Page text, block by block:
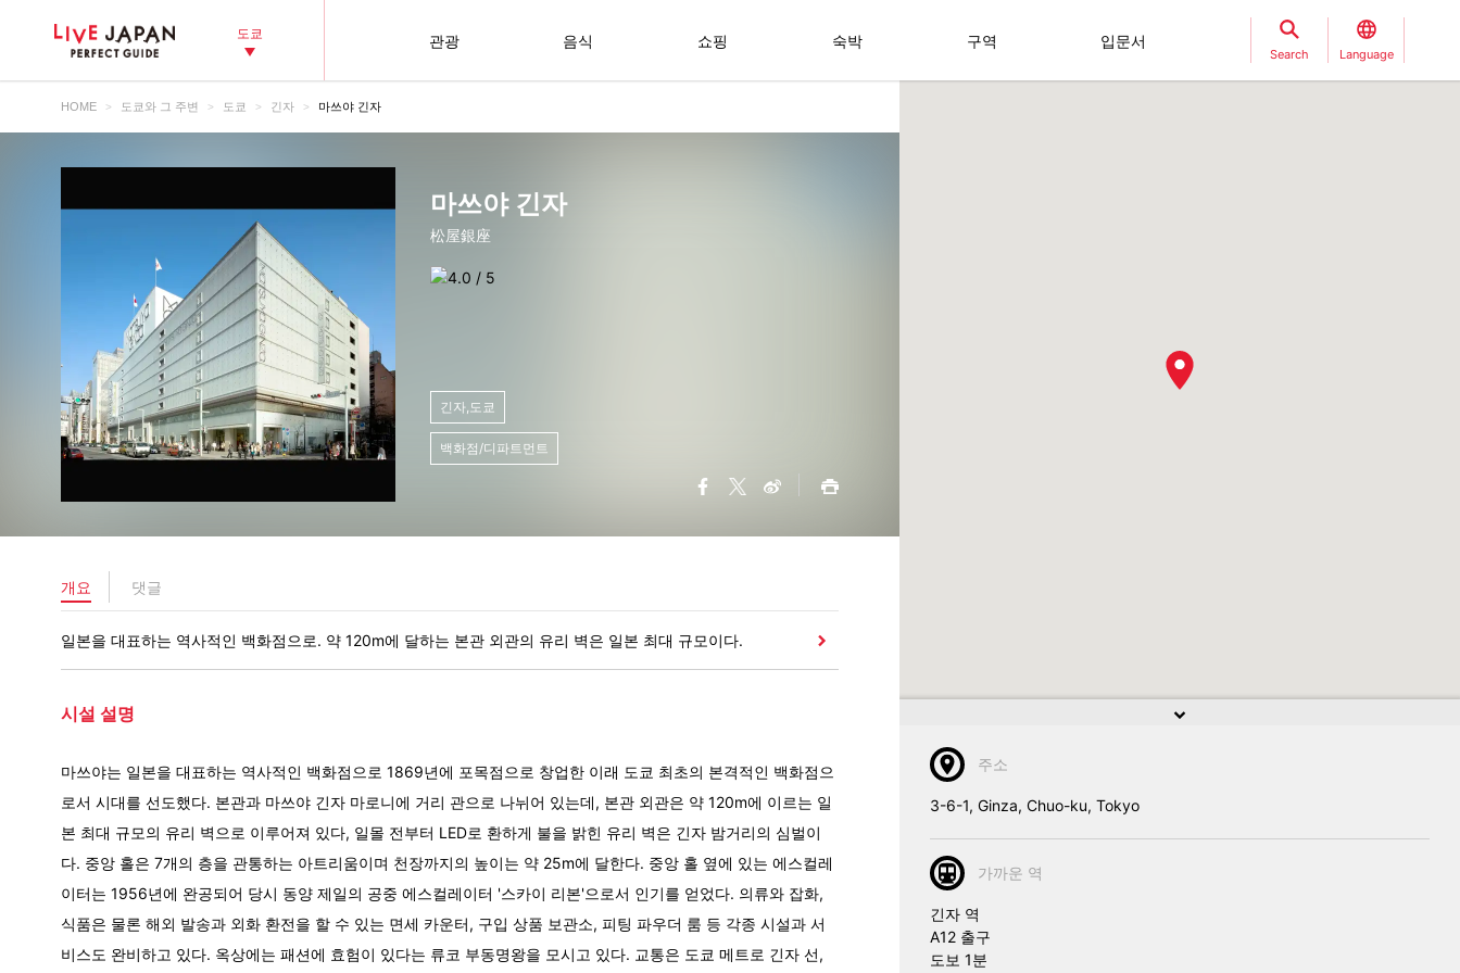
도쿄 관광 음식 쇼핑 숙박 구역 입문서
Search Language
HOME 도쿄와 그 주변 도쿄 긴자 마쓰야 긴자
마쓰야 긴자
松屋銀座
긴자,도쿄
백화점/디파트먼트
개요 댓글
일본을 대표하는 역사적인 백화점으로. 약 120m에 달하는 본관 외관의 유리 벽은 일본 최대 규모이다.
시설 설명
마쓰야는 일본을 대표하는 역사적인 백화점으로 1869년에 포목점으로 창업한 이래 도쿄 최초의 본격적인 백화점으
로서 시대를 선도했다. 본관과 마쓰야 긴자 마로니에 거리 관으로 나뉘어 있는데, 본관 외관은 약 120m에 이르는 일
본 최대 규모의 유리 벽으로 이루어져 있다, 일몰 전부터 LED로 환하게 불을 밝힌 유리 벽은 긴자 밤거리의 심벌이
다. 중앙 홀은 7개의 층을 관통하는 아트리움이며 천장까지의 높이는 약 25m에 달한다. 중앙 홀 옆에 있는 에스컬레
이터는 1956년에 완공되어 당시 동양 제일의 공중 에스컬레이터 '스카이 리본'으로서 인기를 얻었다. 의류와 잡화,
식품은 물론 해외 발송과 외화 환전을 할 수 있는 면세 카운터, 구입 상품 보관소, 피팅 파우더 룸 등 각종 시설과 서
비스도 완비하고 있다. 옥상에는 패션에 효험이 있다는 류코 부동명왕을 모시고 있다. 교통은 도쿄 메트로 긴자 선,
주소
3-6-1, Ginza, Chuo-ku, Tokyo
가까운 역
긴자 역
A12 출구
도보 1분